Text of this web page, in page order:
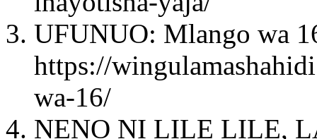
UFUNUO: Mlango wa
https://
wa-16/
NENO NI LILE LILE,